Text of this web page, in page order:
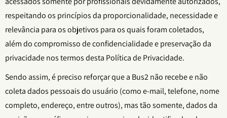
respeitando os princípios da proporcionalidade, necessidade e
relevância para os objetivos para os quais foram coletados,
além do compromisso de confidencialidade e preservação da
privacidade nos termos desta Política de Privacidade.
Sendo assim, é preciso reforçar que a Bus2 não recebe e não
coleta dados pessoais do usuário (como e-mail, telefone, nome
completo, endereço, entre outros), mas tão somente, dados da